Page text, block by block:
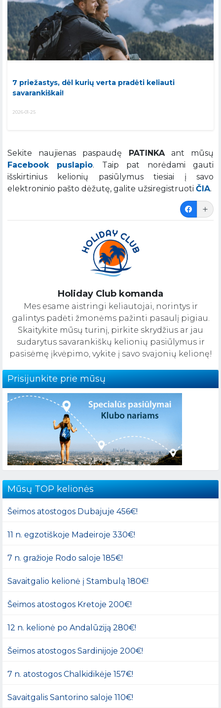
7 priežastys, dėl kurių verta pradėti keliauti
savarankiškai!
2026-01-25
Sekite naujienas paspaudę PATINKAant mūsų
Facebook puslapio. Taip pat norėdami gauti
išskirtinius kelionių pasiūlymus tiesiai į savo
elektroninio pašto dėžutę, galite užsiregistruoti ČIA.
Holiday Club komanda
Mes esame aistringi keliautojai, norintys ir
galintys padėti žmonėms pažinti pasaulį pigiau.
Skaitykite mūsų turinį, pirkite skrydžius ar jau
sudarytus savarankiškų kelionių pasiūlymus ir
pasisėmę įkvėpimo, vykite į savo svajonių kelionę!
Prisijunkite prie mūsų
Mūsų TOP kelionės
Šeimos atostogos Dubajuje 456€!
11 n. egzotiškoje Madeiroje 330€!
7 n. gražioje Rodo saloje 185€!
Savaitgalio kelionė į Stambulą 180€!
Šeimos atostogos Kretoje 200€!
12 n. kelionė po Andalūziją 280€!
Šeimos atostogos Sardinijoje 200€!
7 n. atostogos Chalkidikėje 157€!
Savaitgalis Santorino saloje 110€!